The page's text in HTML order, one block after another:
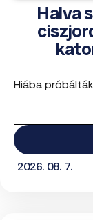
Halva
Hiába
2026. 08. 7.